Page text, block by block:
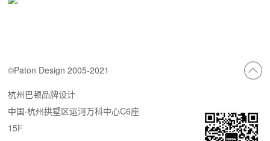
©Paton Design 2005-2021
杭州巴顿品牌设计
中国·杭州拱墅区运河万科中心C6座
15F